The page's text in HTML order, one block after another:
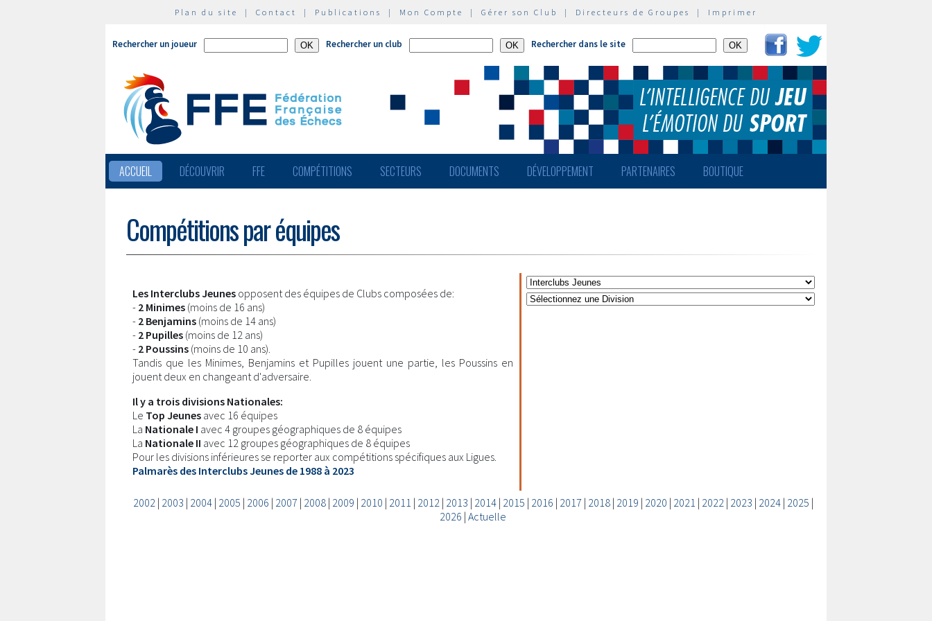
Plan du site | Contact | Publications | Mon Compte | Gérer son Club | Directeurs de Groupes | Imprimer
Rechercher un joueur Rechercher un club Rechercher dans le site
ACCUEIL DÉCOUVRIR FFE COMPÉTITIONS SECTEURS DOCUMENTS DÉVELOPPEMENT PARTENAIRES BOUTIQUE
Compétitions par équipes
Les Interclubs Jeunes opposent des équipes de Clubs composées de:
- 2 Minimes (moins de 16 ans)
- 2 Benjamins (moins de 14 ans)
- 2 Pupilles (moins de 12 ans)
- 2 Poussins (moins de 10 ans).
Tandis que les Minimes, Benjamins et Pupilles jouent une partie, les Poussins en
jouent deux en changeant d'adversaire.
Il y a trois divisions Nationales:
Le Top Jeunes avec 16 équipes
La Nationale I avec 4 groupes géographiques de 8 équipes
La Nationale II avec 12 groupes géographiques de 8 équipes
Pour les divisions inférieures se reporter aux compétitions spécifiques aux Ligues.
Palmarès des Interclubs Jeunes de 1988 à 2023
2002| 2003 | 2004| 2005 | 2006 | 2007 | 2008| 2009 | 2010 | 2011 | 2012| 2013 | 2014| 2015 | 2016 | 2017 | 2018| 2019 | 2020 | 2021 | 2022| 2023 | 2024| 2025 |
2026 | Actuelle